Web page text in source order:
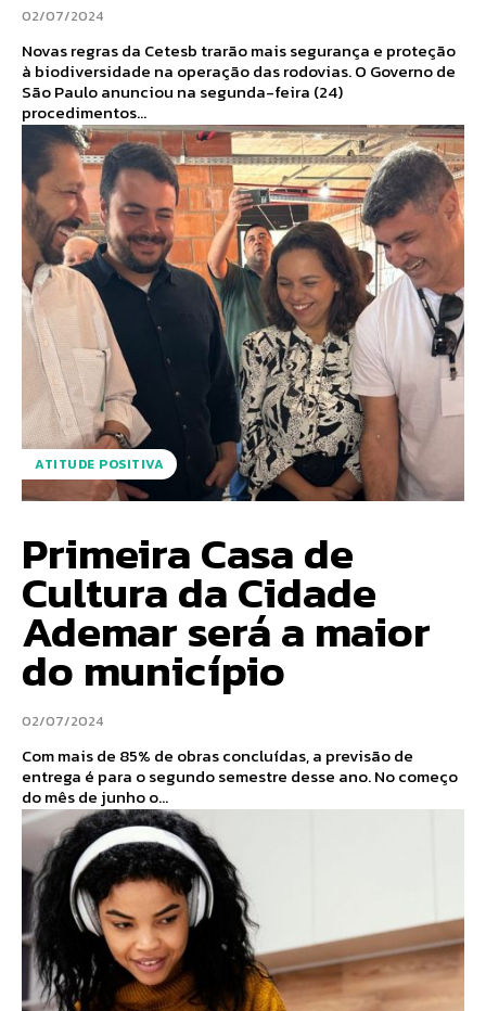
02/07/2024
Novas regras da Cetesb trarão mais segurança e proteção
à biodiversidade na operação das rodovias. O Governo de
São Paulo anunciou na segunda-feira (24)
procedimentos...
ATITUDE POSITIVA
Primeira Casa de
Cultura da Cidade
Ademar será a maior
do município
02/07/2024
Com mais de 85% de obras concluídas, a previsão de
entrega é para o segundo semestre desse ano. No começo
do mês de junho o...